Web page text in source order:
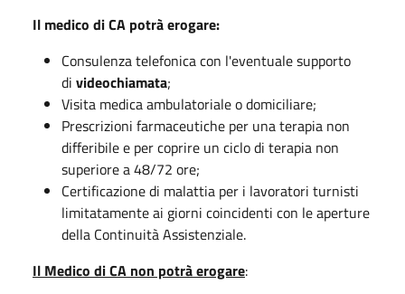
Il medico di CA potrà erogare:
Consulenza telefonica con l'eventuale supporto
di videochiamata;
Visita medica ambulatoriale o domiciliare;
Prescrizioni farmaceutiche per una terapia non
differibile e per coprire un ciclo di terapia non
superiore a 48/72 ore;
Certificazione di malattia per i lavoratori turnisti
limitatamente ai giorni coincidenti con le aperture
della Continuità Assistenziale.
Il Medico di CA non potrà erogare: